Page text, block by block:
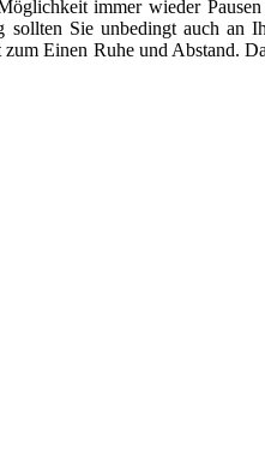
immer wieder
sollten Sie unbedingt auch an
Einen Ruhe und Abstand.